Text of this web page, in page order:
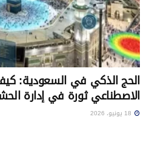
الحج الذكي في السعودية:
الاصطناعي ثورة في إدارة